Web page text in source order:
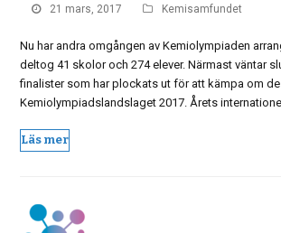
21 mars, 2017 Kemisamfundet
Nu har andra omgången av Kemiolympiaden
deltog 41 skolor och 274 elever. Närmast väntar
finalister som har plockats ut för att kämpa om
Kemiolympiadslandslaget 2017. Årets
Läs mer